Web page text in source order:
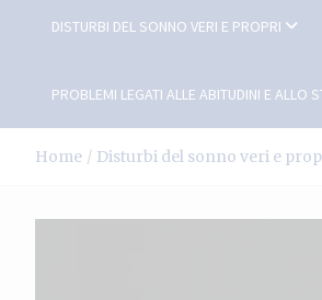
DISTURBI DEL SONNO VERI E PROPRI
PROBLEMI LEGATI ALLE ABITUDINI E ALLO
Home Disturbi del sonno veri e